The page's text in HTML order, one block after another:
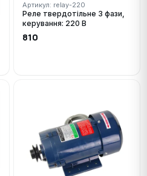
Артикул: relay-220
Реле твердотільне 3 фази,
керування: 220 В
810